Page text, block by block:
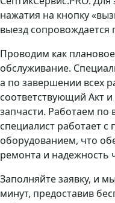
нажатия на кнопку
выезд сопровождается
Проводим как
обслуживание.
а по завершении всех
соответствующий Акт
запчасти. Работаем
специалист работает
оборудованием, что
ремонта и надежность
Заполняйте заявку, и
минут, предоставив